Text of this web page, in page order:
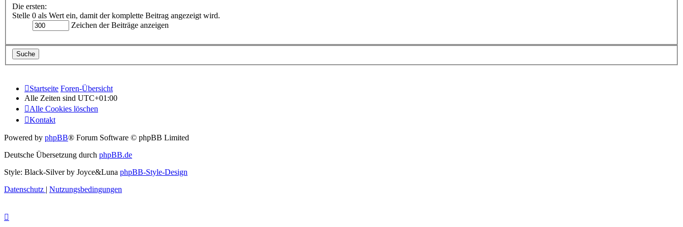
Die ersten:
Stelle 0 als Wert ein, damit der komplette Beitrag angezeigt wird.
Zeichen der Beiträge anzeigen
Startseite Foren-Übersicht
Alle Zeiten sind UTC+01:00
Alle Cookies löschen
Kontakt
Powered by phpBB® Forum Software © phpBB Limited
Deutsche Übersetzung durch phpBB.de
Style: Black-Silver by Joyce&Luna phpBB-Style-Design
Datenschutz
Nutzungsbedingungen